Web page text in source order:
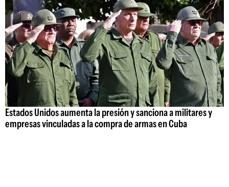
Estados Unidos aumenta la presión y sanciona a militares y
empresas vinculadas a la compra de armas en Cuba